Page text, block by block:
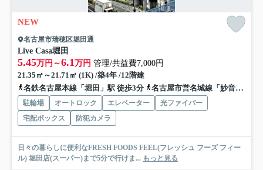
NEW
名古屋市瑞穂区堀田通
Live Casa堀田
5.45万円～6.1万円 管理/共益費7,000円
21.35㎡～21.71㎡ (1K) /築4年 /12階建
名鉄名古屋本線「堀田」駅 徒歩3分
名古屋市営名城線「妙音通」駅 徒歩13分
駐輪場 オートロック エレベーター
光ファイバー
宅配ボックス
防犯カメラ
日々の暮らしに便利なFRESH FOODS FEEL(フレッシュ フーズ フィー
ル) 堀田店(スーパー)まで5分で行けま... もっと見る